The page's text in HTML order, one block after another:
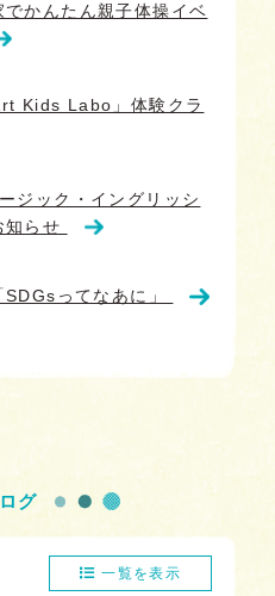
でかんたん親子体操イベ
Kids Labo」体験クラ
ジック・イングリッシ
知らせ
ってなあに」
グ
一覧を表示